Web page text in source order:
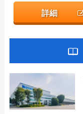
詳細